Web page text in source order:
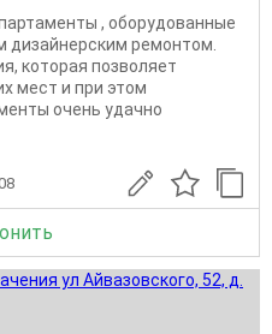
, оборудованные
дизайнерским ремонтом.
которая позволяет
мест и при этом
очень удачно